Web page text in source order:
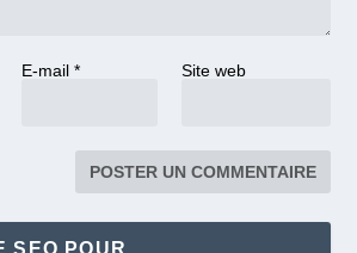
E-mail * Site web
SEO POUR